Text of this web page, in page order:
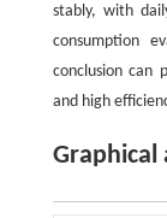
stably, with
consumption
conclusion can
and high
Graphical